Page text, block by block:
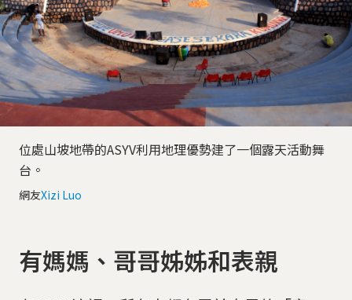
位處山坡地帶的ASYV利用地理優勢建了一個露天活動舞
台。
網友Xizi Luo
有媽媽、哥哥姊姊和表親